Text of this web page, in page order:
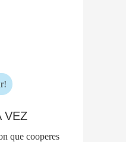
VEZ
que cooperes